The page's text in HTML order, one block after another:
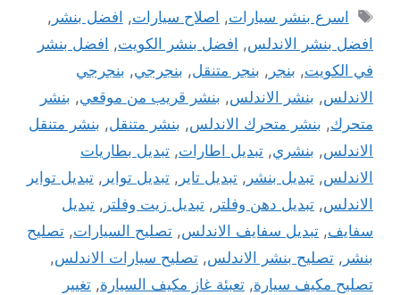
الوسوم
اسرع بنشر سيارات, اصلاح سيارات, افضل بنشر ,
افضل بنشر الاندلس, افضل بنشر الكويت, افضل بنشر
في الكويت, بنجر , بنجر متنقل, بنجرجي, بنجرجي
الاندلس, بنشر الاندلس, بنشر قريب من موقعي, بنشر
متحرك, بنشر متحرك الاندلس, بنشر متنقل, بنشر متنقل
الاندلس, بنشري, تبديل اطارات, تبديل بطاريات
الاندلس, تبديل بنشر , تبديل تاير , تبديل تواير , تبديل تواير
الاندلس, تبديل دهن وفلتر , تبديل زيت وفلتر , تبديل
سفايف, تبديل سفايف الاندلس, تصليح السيارات, تصليح
بنشر , تصليح بنشر الاندلس, تصليح سيارات الاندلس,
تصليح مكيف سيارة, تعبئة غاز مكيف السيارة, تغيير